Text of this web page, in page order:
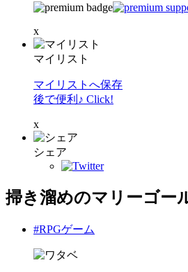
x
マイリスト
マイリストへ保存
後で便利♪ Click!
x
シェア
掃き溜めのマリーゴー
#RPGゲーム